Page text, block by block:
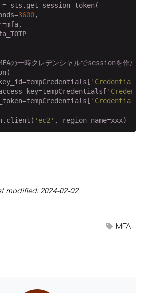
= sts.get_session_token(
3600,
の一時クレデンシャルでsessionを作成し
'Credentials'
'Credentials'
'ec2'
modified: 2024-02-02
MFA